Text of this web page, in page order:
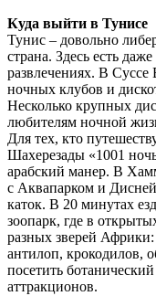
Куда выйти в Тунисе
Тунис – довольно
страна. Здесь есть
развлечениях. В
ночных клубов и
Несколько крупных
любителям ночной
Для тех, кто
Шахерезады «1001
арабский манер. В
с Аквапарком и
каток. В 20 минутах
зоопарк, где в
разных зверей
антилоп, крокодилов,
посетить
аттракционов.